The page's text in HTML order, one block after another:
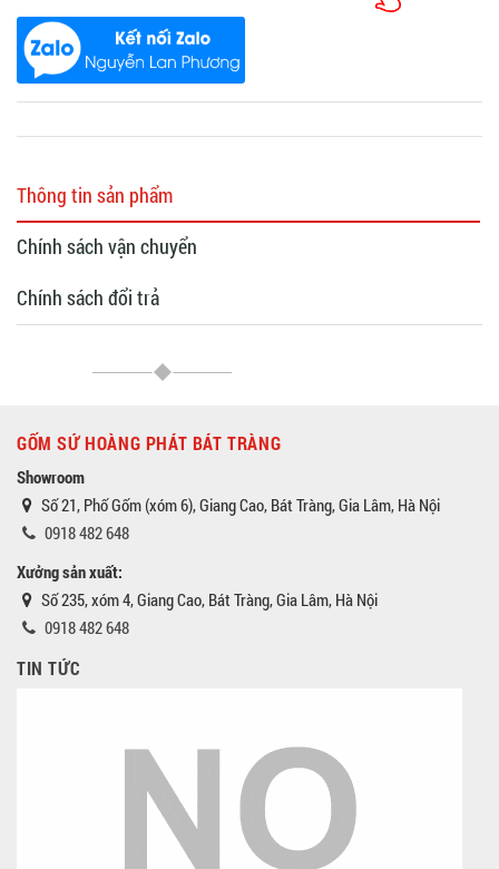
Thông tin sản phẩm
Chính sách vận chuyển
Chính sách đổi trả
GỐM SỨ HOÀNG PHÁT BÁT TRÀNG
Showroom
Số 21, Phố Gốm (xóm 6), Giang Cao, Bát Tràng, Gia Lâm, Hà Nội
0918 482 648
Xưởng sản xuất:
Số 235, xóm 4, Giang Cao, Bát Tràng, Gia Lâm, Hà Nội
0918 482 648
TIN TỨC